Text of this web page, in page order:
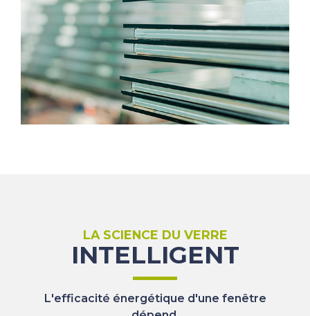
LA SCIENCE DU VERRE
INTELLIGENT
L'efficacité énergétique d'une fenêtre